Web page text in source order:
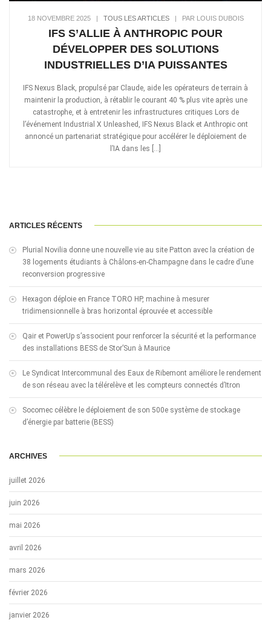
18 NOVEMBRE 2025| TOUS LES ARTICLES| PAR LOUIS DUBOIS
IFS S’ALLIE À ANTHROPIC POUR
DÉVELOPPER DES SOLUTIONS
INDUSTRIELLES D’IA PUISSANTES
IFS Nexus Black, propulsé par Claude, aide les opérateurs de terrain à
maintenir la production, à rétablir le courant 40 % plus vite après une
catastrophe, et à entretenir les infrastructures critiques Lors de
l’événement Industrial X Unleashed, IFS Nexus Black et Anthropic ont
annoncé un partenariat stratégique pour accélérer le déploiement de
l’IA dans les […]
ARTICLES RÉCENTS
Plurial Novilia donne une nouvelle vie au site Patton avec la création de
38 logements étudiants à Châlons-en-Champagne dans le cadre d’une
reconversion progressive
Hexagon déploie en France TORO HP, machine à mesurer
tridimensionnelle à bras horizontal éprouvée et accessible
Qair et PowerUp s’associent pour renforcer la sécurité et la performance
des installations BESS de Stor’Sun à Maurice
Le Syndicat Intercommunal des Eaux de Ribemont améliore le rendement
de son réseau avec la télérelève et les compteurs connectés d’Itron
Socomec célèbre le déploiement de son 500e système de stockage
d’énergie par batterie (BESS)
ARCHIVES
juillet 2026
juin 2026
mai 2026
avril 2026
mars 2026
février 2026
janvier 2026